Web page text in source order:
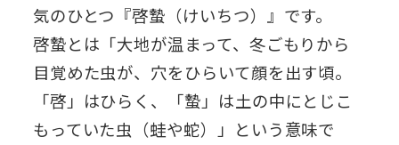
気のひとつ『啓蟄（けいちつ）』です。
啓蟄とは「大地が温まって、冬ごもりから
目覚めた虫が、穴をひらいて顔を出す頃。
「啓」はひらく、「蟄」は土の中にとじこ
もっていた虫（蛙や蛇）」という意味で